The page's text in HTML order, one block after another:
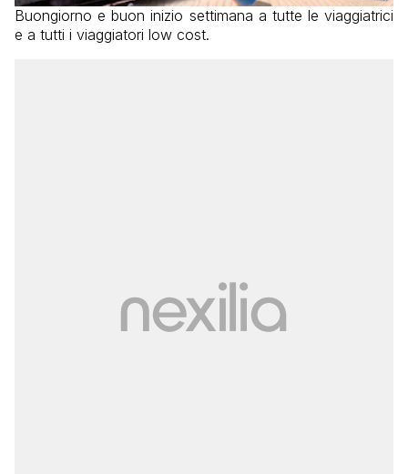
Buongiorno e buon inizio settimana a tutte le viaggiatrici
e a tutti i viaggiatori low cost.